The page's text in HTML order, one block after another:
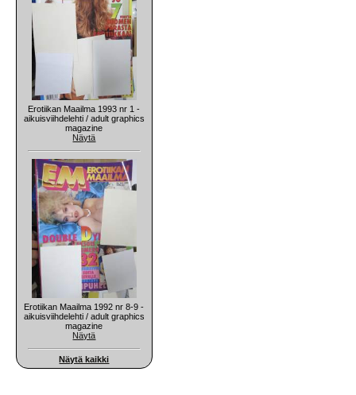
Erotiikan Maailma 1993 nr 1 -
aikuisviihdelehti / adult graphics
magazine
Näytä
Erotiikan Maailma 1992 nr 8-9 -
aikuisviihdelehti / adult graphics
magazine
Näytä
Näytä kaikki